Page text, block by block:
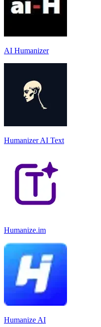
AI Humanizer
Humanizer AI Text
Humanize.im
Humanize AI